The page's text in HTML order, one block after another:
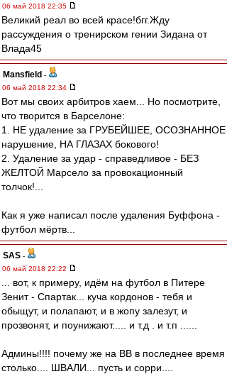
06 май 2018 22:35
Великий реал во всей красе!бгг.Жду
рассуждения о тренирском гении Зидана от
Влада45
Mansfield -
06 май 2018 22:34
Вот мы своих арбитров хаем... Но посмотрите,
что творится в Барселоне:
1. НЕ удаление за ГРУБЕЙШЕЕ, ОСОЗНАННОЕ
нарушение, НА ГЛАЗАХ бокового!
2. Удаление за удар - справедливое - БЕЗ
ЖЕЛТОЙ Марсело за провокационный
толчок!...
Как я уже написал после удаления Буффона -
футбол мёртв...
SAS -
06 май 2018 22:22
... вот, к примеру, идём на футбол в Питере
Зенит - Спартак... куча кордонов - тебя и
обыщут, и полапают, и в жопу залезут, и
прозвонят, и поунижают..... и т.д . и т.п ......
Админы!!!! почему же на ВВ в последнее время
столько.... ШВАЛИ... пусть и сорри....